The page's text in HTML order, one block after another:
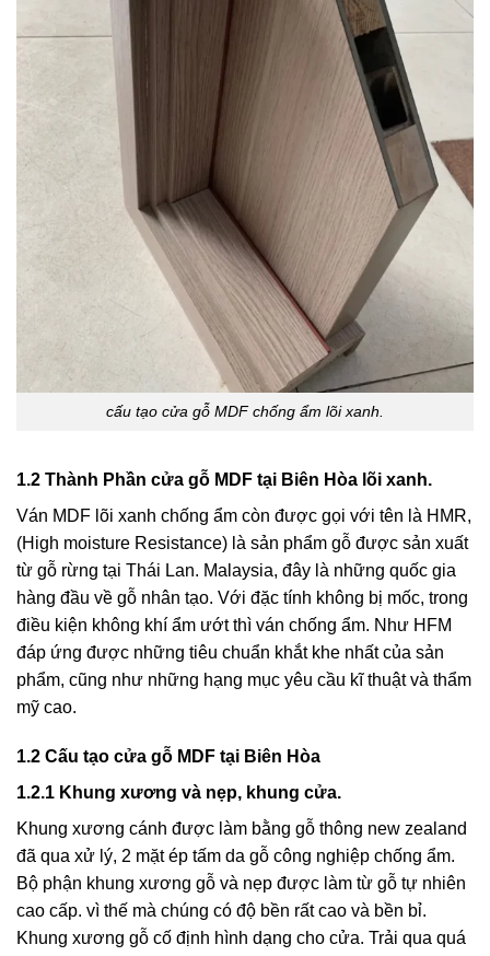
cấu tạo cửa gỗ MDF chống ẩm lõi xanh.
1.2 Thành Phần cửa gỗ MDF tại Biên Hòa lõi xanh.
Ván MDF lõi xanh chống ẩm còn được gọi với tên là HMR,
(High moisture Resistance) là sản phẩm gỗ được sản xuất
từ gỗ rừng tại Thái Lan. Malaysia, đây là những quốc gia
hàng đầu về gỗ nhân tạo. Với đặc tính không bị mốc, trong
điều kiện không khí ẩm ướt thì ván chống ẩm. Như HFM
đáp ứng được những tiêu chuẩn khắt khe nhất của sản
phẩm, cũng như những hạng mục yêu cầu kĩ thuật và thẩm
mỹ cao.
1.2 Cấu tạo cửa gỗ MDF tại Biên Hòa
1.2.1 Khung xương và nẹp, khung cửa.
Khung xương cánh được làm bằng gỗ thông new zealand
đã qua xử lý, 2 mặt ép tấm da gỗ công nghiệp chống ẩm.
Bộ phận khung xương gỗ và nẹp được làm từ gỗ tự nhiên
cao cấp. vì thế mà chúng có độ bền rất cao và bền bỉ.
Khung xương gỗ cố định hình dạng cho cửa. Trải qua quá